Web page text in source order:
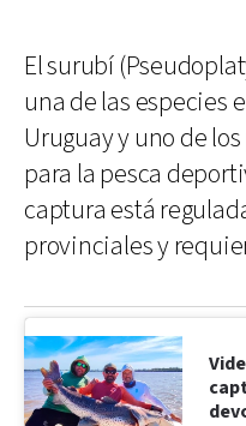
El surubí
una de las especies
Uruguay y uno de
para la pesca
captura está
provinciales y